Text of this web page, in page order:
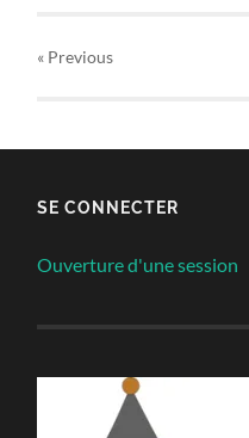
« Previous
SE CONNECTER
Ouverture d'une session